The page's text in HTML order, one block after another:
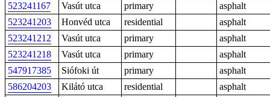
523241167
Vasút utca primary
asphalt
523241203
Honvéd utca residential
asphalt
523241212
Vasút utca primary
asphalt
523241218
Vasút utca primary
asphalt
547917385
Siófoki út primary
asphalt
586204203
Kilátó utca residential
asphalt